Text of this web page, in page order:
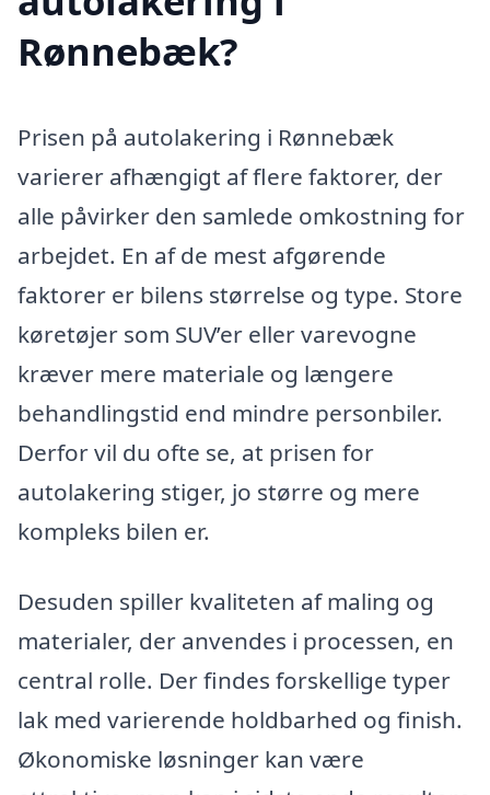
Rønnebæk?
Prisen på autolakering i Rønnebæk
varierer afhængigt af flere faktorer, der
alle påvirker den samlede omkostning for
arbejdet. En af de mest afgørende
faktorer er bilens størrelse og type. Store
køretøjer som SUV’er eller varevogne
kræver mere materiale og længere
behandlingstid end mindre personbiler.
Derfor vil du ofte se, at prisen for
autolakering stiger, jo større og mere
kompleks bilen er.
Desuden spiller kvaliteten af maling og
materialer, der anvendes i processen, en
central rolle. Der findes forskellige typer
lak med varierende holdbarhed og finish.
Økonomiske løsninger kan være